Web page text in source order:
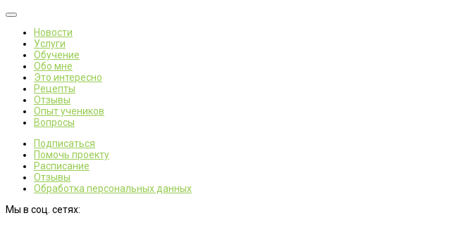
Новости
Услуги
Обучение
Обо мне
Это интересно
Рецепты
Отзывы
Опыт учеников
Вопросы
Подписаться
Помочь проекту
Расписание
Отзывы
Обработка персональных данных
Мы в соц. сетях: